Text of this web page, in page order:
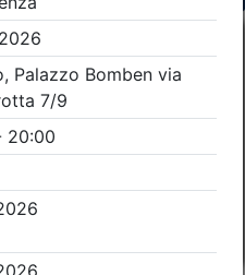
- Ordine:
dal8/8/2026